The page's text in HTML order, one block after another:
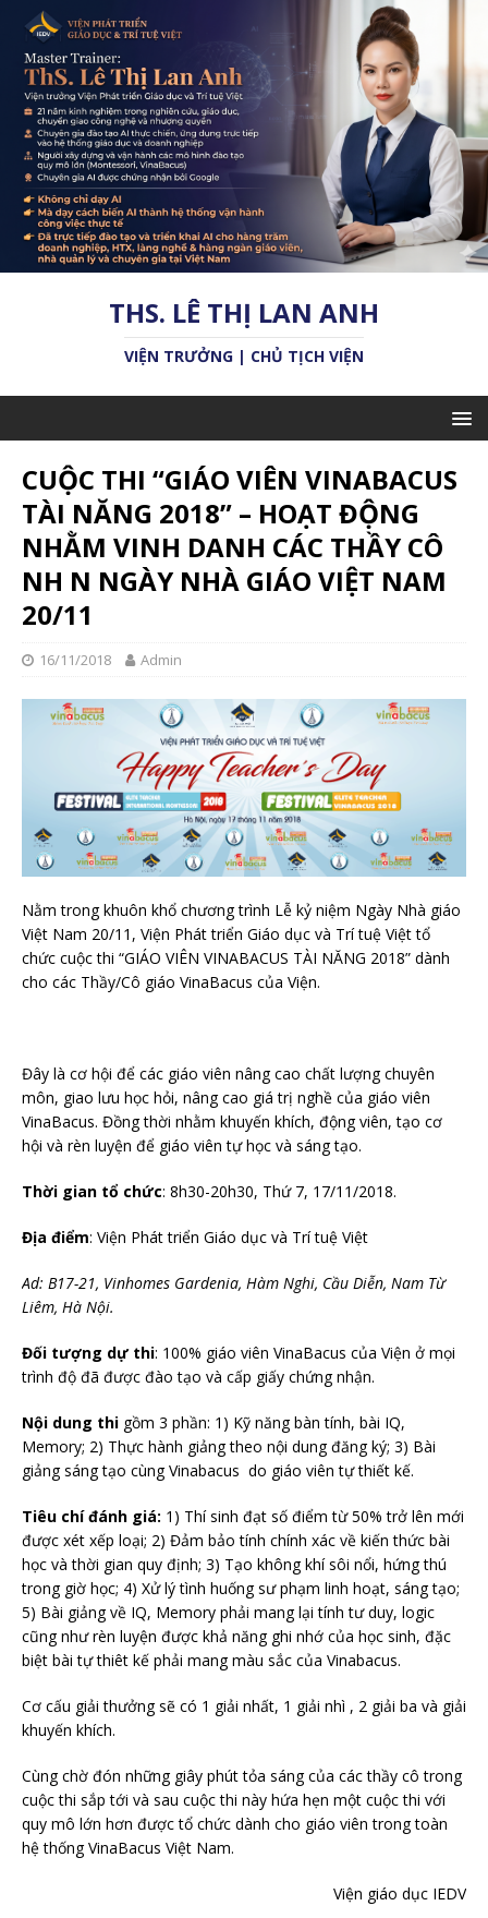
THS. LÊ THỊ LAN ANH
VIỆN TRƯỞNG | CHỦ TỊCH VIỆN
CUỘC THI “GIÁO VIÊN VINABACUS
TÀI NĂNG 2018” – HOẠT ĐỘNG
NHẰM VINH DANH CÁC THẦY CÔ
NH N NGÀY NHÀ GIÁO VIỆT NAM
20/11
16/11/2018 Admin
Nằm trong khuôn khổ chương trình Lễ kỷ niệm Ngày Nhà giáo
Việt Nam 20/11, Viện Phát triển Giáo dục và Trí tuệ Việt tổ
chức cuộc thi “GIÁO VIÊN VINABACUS TÀI NĂNG 2018” dành
cho các Thầy/Cô giáo VinaBacus của Viện.
Đây là cơ hội để các giáo viên nâng cao chất lượng chuyên
môn, giao lưu học hỏi, nâng cao giá trị nghề của giáo viên
VinaBacus. Đồng thời nhằm khuyến khích, động viên, tạo cơ
hội và rèn luyện để giáo viên tự học và sáng tạo.
Thời gian tổ chức: 8h30-20h30, Thứ 7, 17/11/2018.
Địa điểm: Viện Phát triển Giáo dục và Trí tuệ Việt
Ad: B17-21, Vinhomes Gardenia, Hàm Nghi, Cầu Diễn, Nam Từ
Liêm, Hà Nội.
Đối tượng dự thi: 100% giáo viên VinaBacus của Viện ở mọi
trình độ đã được đào tạo và cấp giấy chứng nhận.
Nội dung thi gồm 3 phần: 1) Kỹ năng bàn tính, bài IQ,
Memory; 2) Thực hành giảng theo nội dung đăng ký; 3) Bài
giảng sáng tạo cùng Vinabacus do giáo viên tự thiết kế.
Tiêu chí đánh giá: 1) Thí sinh đạt số điểm từ 50% trở lên mới
được xét xếp loại; 2) Đảm bảo tính chính xác về kiến thức bài
học và thời gian quy định; 3) Tạo không khí sôi nổi, hứng thú
trong giờ học; 4) Xử lý tình huống sư phạm linh hoạt, sáng tạo;
5) Bài giảng về IQ, Memory phải mang lại tính tư duy, logic
cũng như rèn luyện được khả năng ghi nhớ của học sinh, đặc
biệt bài tự thiêt kế phải mang màu sắc của Vinabacus.
Cơ cấu giải thưởng sẽ có 1 giải nhất, 1 giải nhì , 2 giải ba và giải
khuyến khích.
Cùng chờ đón những giây phút tỏa sáng của các thầy cô trong
cuộc thi sắp tới và sau cuộc thi này hứa hẹn một cuộc thi với
quy mô lớn hơn được tổ chức dành cho giáo viên trong toàn
hệ thống VinaBacus Việt Nam.
Viện giáo dục IEDV